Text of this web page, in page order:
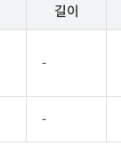
길이
-
-